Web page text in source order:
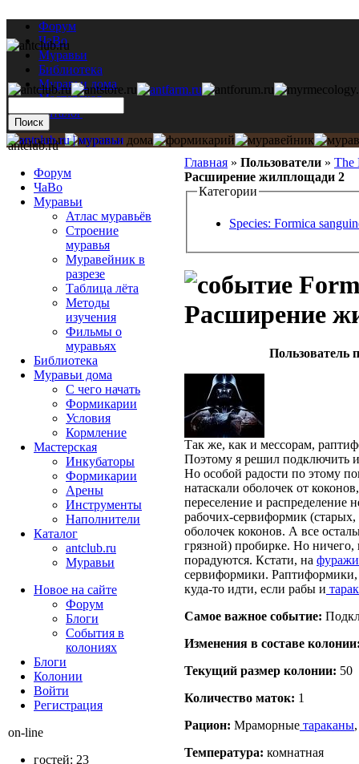
Форум
ЧаВо
Муравьи
Библиотека
Муравьи дома
Мастерская
Каталог
Главная » Пользователи » The
Расширение жилплощади 2
Категории
Species: Formica
Расширение
Пользователь
Так же, как и мессорам,
Поэтому я решил подключить
Но особой радости по этому
натаскали оболочек от
переселение и распределение
рабочих-сервиформик
оболочек коконов. А все
грязной) пробирке. Но
порадуются. Кстати, на
сервиформики. Раптиформики,
куда-то идти, если рабы и
Самое важное событие:
Изменения в составе
Текущий размер кoлонии: 50
Количество маток: 1
Рацион: Мраморные тараканы
Температура: комнатная
antclub.ru
Форум
ЧаВо
Муравьи
Атлас муравьёв
Строение
муравья
Муравейник в
разрезе
Таблица лёта
Методы
изучения
Фильмы о
муравьях
Библиотека
Муравьи дома
С чего начать
Формикарии
Условия
Кормление
Мастерская
Инкубаторы
Формикарии
Арены
Инструменты
Наполнители
Каталог
antclub.ru
Муравьи
Новое на сайте
Форум
Блоги
События в
колониях
Блоги
Колонии
Войти
Peгиcтpaция
on-line
гостей: 23